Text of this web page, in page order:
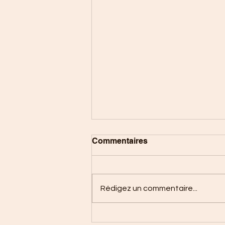
Commentaires
Rédigez un commentaire...